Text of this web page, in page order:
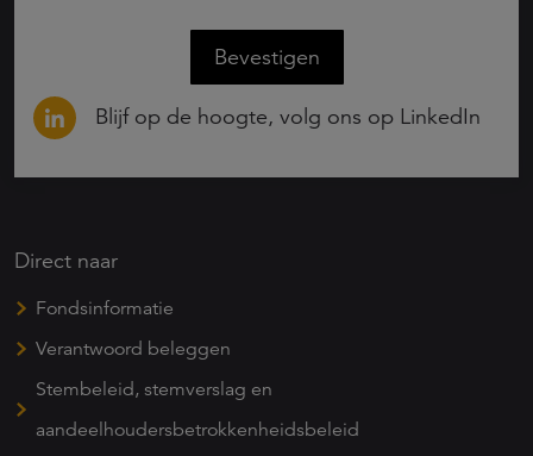
Bevestigen
Blijf op de hoogte, volg ons op LinkedIn
Direct naar
Fondsinformatie
Verantwoord beleggen
Stembeleid, stemverslag en
aandeelhoudersbetrokkenheidsbeleid